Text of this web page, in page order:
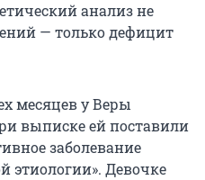
анализ не
— только дефицит
месяцев у Веры
выписке ей поставили
заболевание
этиологии». Девочке